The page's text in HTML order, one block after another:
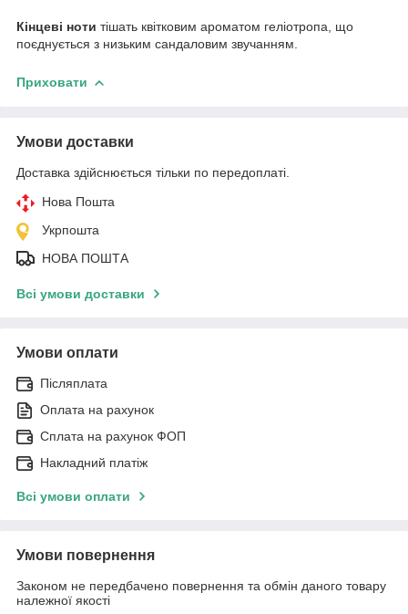
Кінцеві ноти тішать квітковим ароматом геліотропа, що
поєднується з низьким сандаловим звучанням.
Приховати
Умови доставки
Доставка здійснюється тільки по передоплаті.
Нова Пошта
Укрпошта
НОВА ПОШТА
Всі умови доставки
Умови оплати
Післяплата
Оплата на рахунок
Сплата на рахунок ФОП
Накладний платіж
Всі умови оплати
Умови повернення
Законом не передбачено повернення та обмін даного товару
належної якості